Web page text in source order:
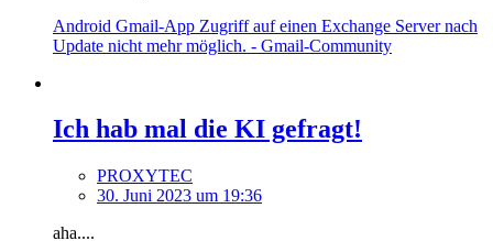
Android Gmail-App Zugriff auf einen Exchange Server nach
Update nicht mehr möglich. - Gmail-Community
Ich hab mal die KI gefragt!
PROXYTEC
30. Juni 2023 um 19:36
aha....